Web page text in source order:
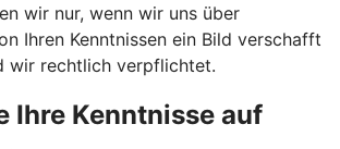
wir nur, wenn wir uns über
Ihren Kenntnissen ein Bild verschafft
wir rechtlich verpflichtet.
Ihre Kenntnisse auf